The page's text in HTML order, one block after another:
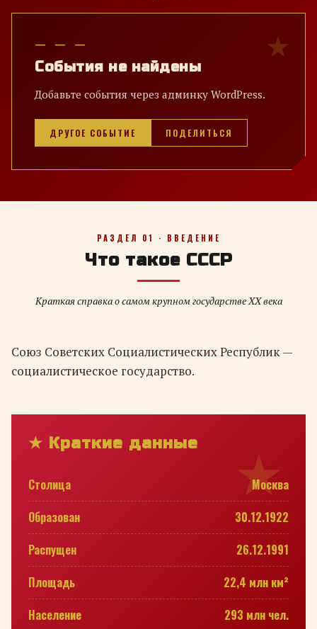
— — —
События не найдены
Добавьте события через админку WordPress.
ДРУГОЕ СОБЫТИЕ ПОДЕЛИТЬСЯ
РАЗДЕЛ 01 · ВВЕДЕНИЕ
Что такое СССР
Краткая справка о самом крупном государстве XX века
Союз Советских Социалистических Республик —
социалистическое государство.
★ Краткие данные
Столица
Москва
Образован
30.12.1922
Распущен
26.12.1991
Площадь
22,4 млн км²
Население
293 млн чел.